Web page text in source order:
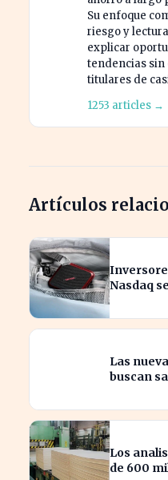
Su enfoque
riesgo y
explicar
tendencias sin
titulares de
1253 articles →
Artículos
Nasdaq
Las
buscan
Los
de 600